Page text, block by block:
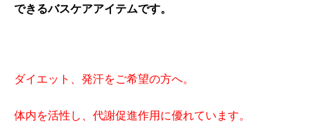
できるバスケアアイテムです。
ダイエット、発汗をご希望の方へ。
体内を活性し、代謝促進作用に優れています。